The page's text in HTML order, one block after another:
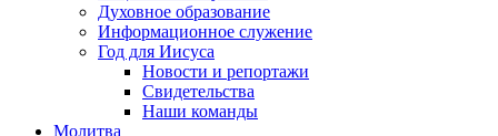
Духовное образование
Информационное служение
Год для Иисуса
Новости и репортажи
Свидетельства
Наши команды
Молитва